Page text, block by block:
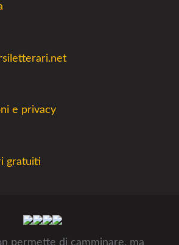
e privacy
gratuiti
permette di camminare, ma